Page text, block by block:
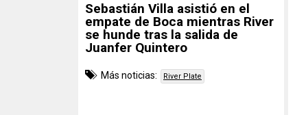
Sebastián Villa asistió en el
empate de Boca mientras River
se hunde tras la salida de
Juanfer Quintero
Más noticias: River Plate